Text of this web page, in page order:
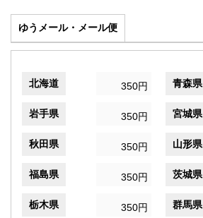
ゆうメール・メール便
北海道 350円 青森県
岩手県 350円 宮城県
秋田県 350円 山形県
福島県 350円 茨城県
栃木県 350円 群馬県